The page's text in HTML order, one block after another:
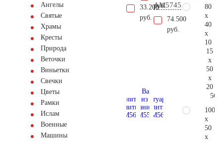
Ангелы
Святые
Храмы
Кресты
Природа
Веточки
Виньетки
Свечки
Цветы
Рамки
Ислам
Военные
Машины
33.200
руб.
руб.
AM5745
74.500
руб.
80
x
40
x
10
15
x
50
x
20
100
x
50
x